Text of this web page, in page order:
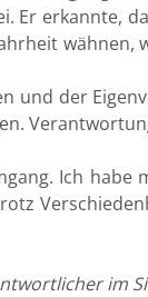
Er erkannte,
und der
Ich
im